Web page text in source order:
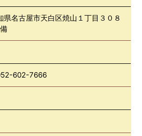
名古屋市天白区焼山１丁目３０８
602-7666